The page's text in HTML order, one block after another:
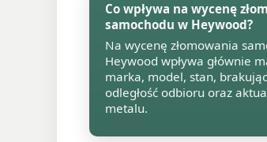
Co wpływa na wycenę
samochodu w Heywood?
Na wycenę złomowania
Heywood wpływa głównie
marka, model, stan,
odległość odbioru oraz
metalu.